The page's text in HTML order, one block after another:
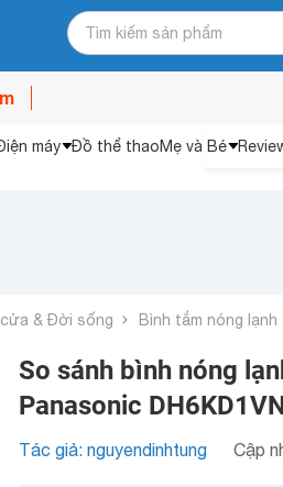
máy Đồ thể thaoMẹ và Bé
& Đời sống Bình tắm nóng lạnh
So sánh bình nóng
Panasonic
Tác giả: nguyendinhtung Cập